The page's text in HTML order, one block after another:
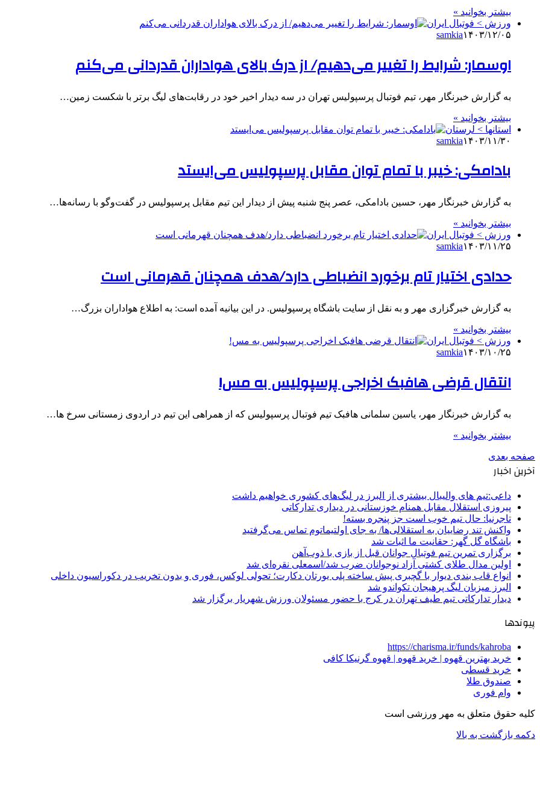
بیشتر بخوانید »
ورزش > فوتبال ایران
samkia۱۴۰۳/۱۲/۰۵
اوسمار: شرایط را تغییر می‌دهیم/ از درک بالای هواداران قدردانی می‌کنم
به گزارش خبرنگار مهر، تیم فوتبال پرسپولیس تهران در سه دیدار اخیر خود در رقابت‌های لیگ برتر با شکست زمین…
بیشتر بخوانید »
استانها > لرستان
samkia۱۴۰۳/۱۱/۳۰
بادامکی: خیبر با تمام توان مقابل پرسپولیس می‌ایستد
به گزارش خبرنگار مهر، حسین بادامکی، عصر پنج شنبه پیش از دیدار این تیم مقابل پرسپولیس در گفت‌وگو با رسانه‌ها…
بیشتر بخوانید »
ورزش > فوتبال ایران
samkia۱۴۰۳/۱۱/۲۵
حدادی اختیار تام برخورد انضباطی دارد/هدف همچنان قهرمانی است
به گزارش خبرگزاری مهر و به نقل از سایت باشگاه پرسپولیس. در این بیانیه آمده است: به اطلاع هواداران بزرگ…
بیشتر بخوانید »
ورزش > فوتبال ایران
samkia۱۴۰۳/۱۰/۲۵
انتقال قرضی هافبک اخراجی پرسپولیس به مس!
به گزارش خبرنگار مهر، یاسین سلمانی هافبک تیم فوتبال پرسپولیس که از همراهی این تیم در اردوی زمستانی سرخ ها…
بیشتر بخوانید »
صفحه بعدی
آخرین اخبار
داعی:تیم های والیبال بیشتری از البرز در لیگ‌های کشوری خواهیم داشت
پیروزی استقلال مقابل همنام خوزستانی در دیداری تدارکاتی
تاجرنیا: حال تیم خوب است جز پنجره بسته!
واکنش تند رضاییان به استقلالی‌ها/ به جای اولتیماتوم تماس می‌گرفتید
باشگاه گل گهر: حقانیت ما اثبات شد
برگزاری تمرین تیم فوتبال جوانان قبل از بازی با ذوب‌آهن
اولین مدال طلای کشتی آزاد نوجوانان ضرب شد/اسمعلی نقره‌ای شد
انواع قاب بندی دیوار با گچبری پیش ساخته پلی یورتان دکارت؛ تحولی لوکس، فوری و بدون تخریب در دکوراسیون داخلی
البرز میزبان لیگ پرهیجان تکواندو شد
دیدار تدارکاتی تیم طیف تهران در کرج با حضور مسئولان ورزش شهریار برگزار شد
پیوندها
https://charisma.ir/funds/kahroba
خرید بهترین قهوه | خرید قهوه | قهوه گرنیکا کافی
خرید قسطی
صندوق طلا
وام فوری
کلیه حقوق متعلق به مهر ورزشی است
دکمه بازگشت به بالا